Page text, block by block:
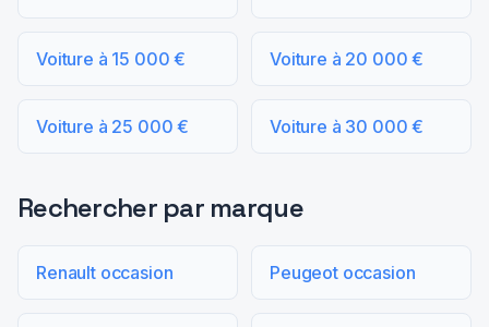
Voiture à 15 000 € Voiture à 20 000 €
Voiture à 25 000 € Voiture à 30 000 €
Rechercher par marque
Renault occasion Peugeot occasion